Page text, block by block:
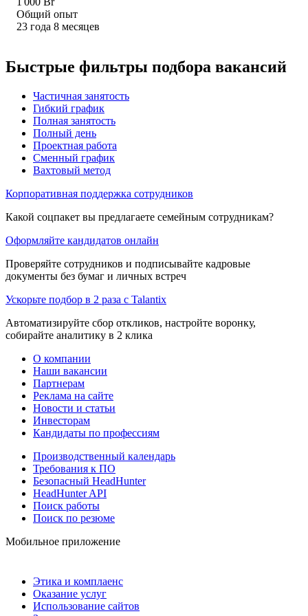
Общий опыт
23 года 8 месяцев
Быстрые фильтры подбора вакансий
Частичная занятость
Гибкий график
Полная занятость
Полный день
Проектная работа
Сменный график
Вахтовый метод
Корпоративная поддержка сотрудников
Какой соцпакет вы предлагаете семейным сотрудникам?
Оформляйте кандидатов онлайн
Проверяйте сотрудников и подписывайте кадровые
документы без бумаг и личных встреч
Ускорьте подбор в 2 раза с Talantix
Автоматизируйте сбор откликов, настройте воронку,
собирайте аналитику в 2 клика
О компании
Наши вакансии
Партнерам
Реклама на сайте
Новости и статьи
Инвесторам
Кандидаты по профессиям
Производственный календарь
Требования к ПО
Безопасный HeadHunter
HeadHunter API
Поиск работы
Поиск по резюме
Мобильное приложение
Этика и комплаенс
Оказание услуг
Использование сайтов